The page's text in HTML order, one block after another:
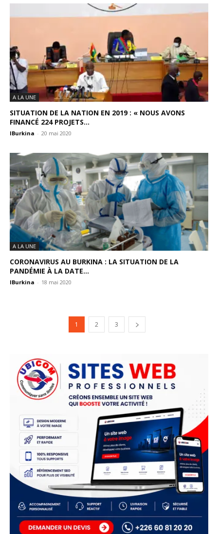
A LA UNE
SITUATION DE LA NATION EN 2019 : « NOUS AVONS
FINANCÉ 224 PROJETS...
IBurkina - 20 mai 2020
A LA UNE
CORONAVIRUS AU BURKINA : LA SITUATION DE LA
PANDÉMIE À LA DATE...
IBurkina - 18 mai 2020
1 2 3